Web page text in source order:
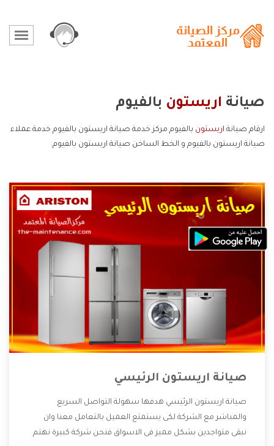
صيانة اريستون بالفيوم
ارقام صيانة اريستون بالفيوم مركز خدمة صيانة اريستون بالفيوم خدمة عملاء
صيانة اريستون بالفيوم و الخط الساخن صيانة اريستون بالفيوم.
صيانة اريستون الرئيسي
صيانة اريستون الرئيسي هدفها سهولة التواصل السريع
والمباشر مع الشركة لكى يستمتع العميل بالتعامل معنا وان
نبقى متواجدين بشكل مميز فى الاسواق فنحن شركة كبيرة نهتم